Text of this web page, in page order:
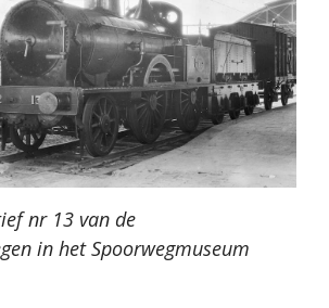
nr 13 van de
in het Spoorwegmuseum